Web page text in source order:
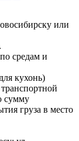
или
средам и
кухонь)
сумму
груза в место